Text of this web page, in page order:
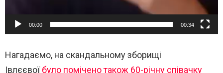
00:00 00:34
Нагадаємо, на скандальному зборищі
Івлєєвоїбуло помічено також 60-річну співачку